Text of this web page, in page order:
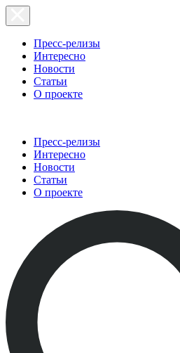
Пресс-релизы
Интересно
Новости
Статьи
О проекте
Пресс-релизы
Интересно
Новости
Статьи
О проекте